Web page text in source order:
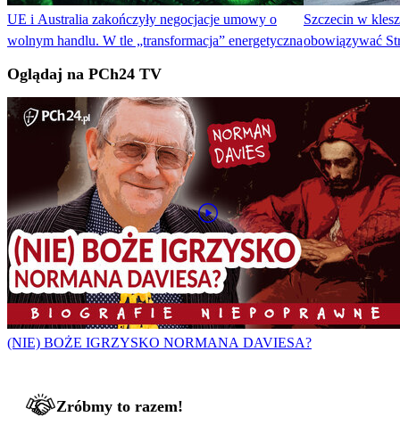
UE i Australia zakończyły negocjacje umowy o
wolnym handlu. W tle „transformacja” energetyczna
Szczecin w
obowiązywać
Oglądaj na PCh24 TV
(NIE) BOŻE IGRZYSKO NORMANA DAVIESA?
Zróbmy to razem!